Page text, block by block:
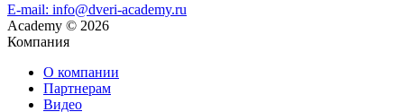
E-mail: info@dveri-academy.ru
Academy © 2026
Компания
О компании
Партнерам
Видео